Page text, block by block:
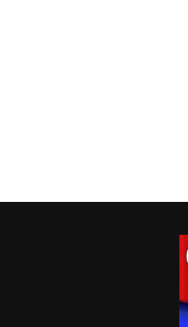
pregătire:
Cum și-a